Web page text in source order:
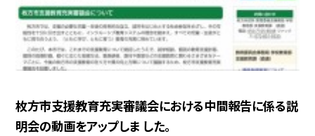
枚方市支援教育充実審議会における中間報告に係る説
明会の動画をアップしま した。